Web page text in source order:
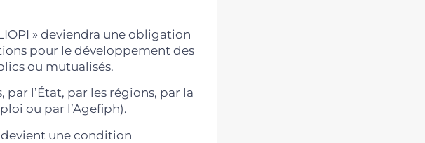
» deviendra une obligation
pour le développement des
ou mutualisés.
l’État, par les régions, par la
ou par l’Agefiph).
une condition